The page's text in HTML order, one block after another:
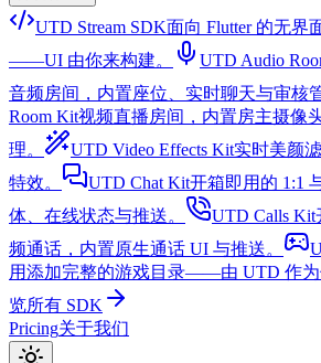
UTD Stream SDK面向 Flutter 的无界
——UI 由你来构建。
UTD Audio
音频房间，内置座位、实时聊天与审核
Room Kit视频直播房间，内置房主摄像
理。
UTD Video Effects Kit实时美颜
特效。
UTD Chat Kit开箱即用的 1:1
体、在线状态与推送。
UTD Calls Kit
频通话，内置原生通话 UI 与推送。
用添加完整的游戏目录——由 UTD 作为
览所有 SDK
Pricing关于我们